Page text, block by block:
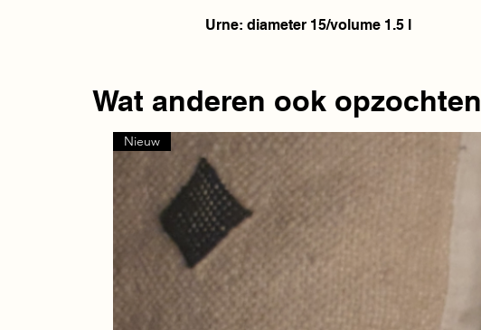
Urne: diameter 15/volume 1.5 l
Nieuw
Wat anderen ook opzochten